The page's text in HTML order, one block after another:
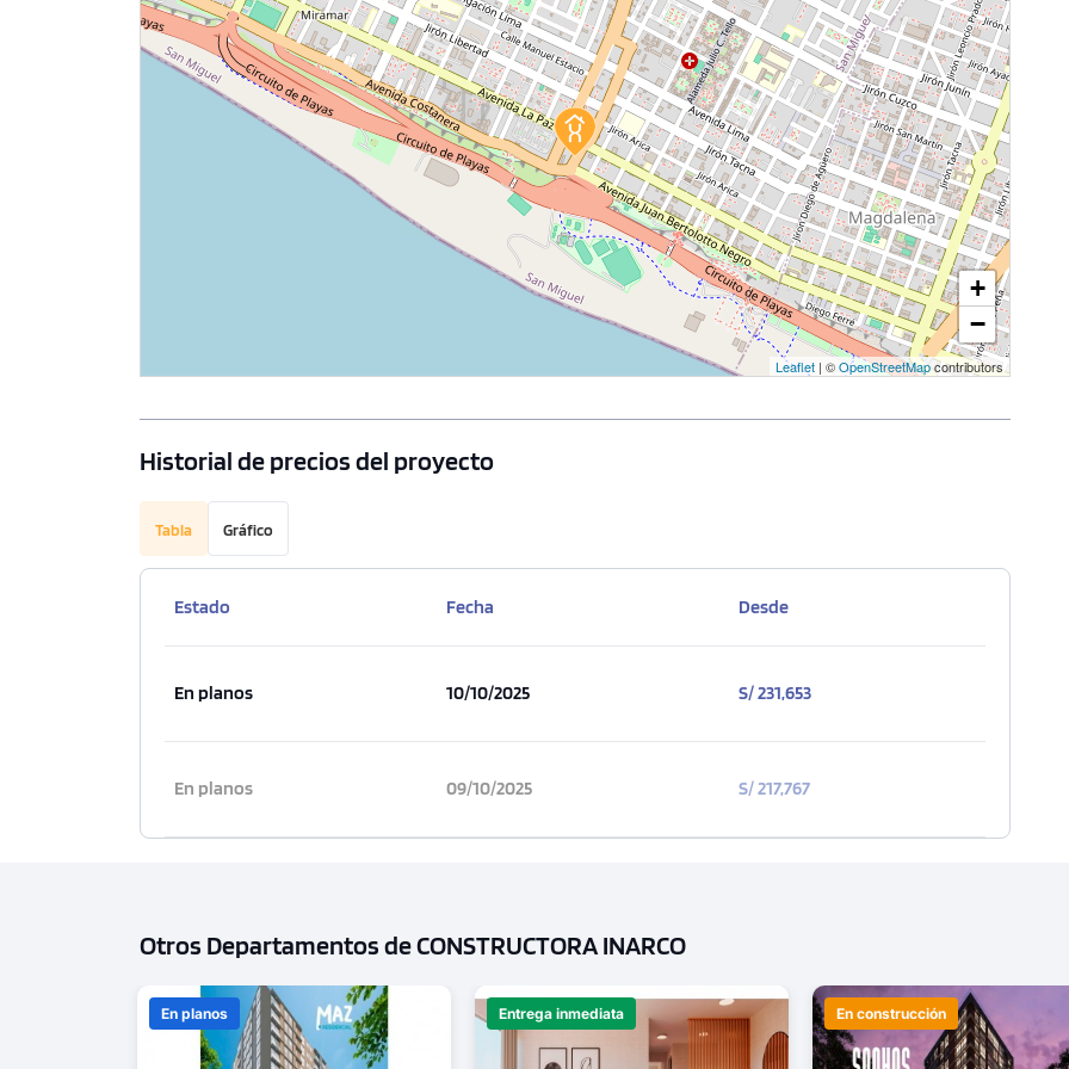
+
−
Leaflet | ©OpenStreetMapcontributors
Historial de precios del proyecto
Tabla Gráfico
Estado Fecha Desde
En planos 10/10/2025 S/ 231,653
En planos 09/10/2025 S/ 217,767
Otros Departamentos de CONSTRUCTORA INARCO
En planos Entrega inmediata En construcción